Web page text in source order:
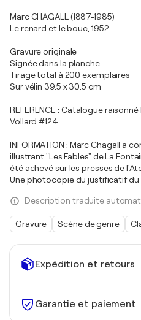
Expédition et retours
Garantie et paiement
Marc CHAGALL (1887-1985)
Le renard et le bouc, 1952
Gravure originale
Signée dans la planche
Tirage total à 200 exemplaires
Sur vélin 39.5 x 30.5 cm
REFERENCE : Catalogue
Vollard #124
INFORMATION : Marc Chagall a
illustrant "Les Fables" de La
été achevé sur les presses de
Une photocopie du justificatif du
Description traduite
Gravure Scène de genre